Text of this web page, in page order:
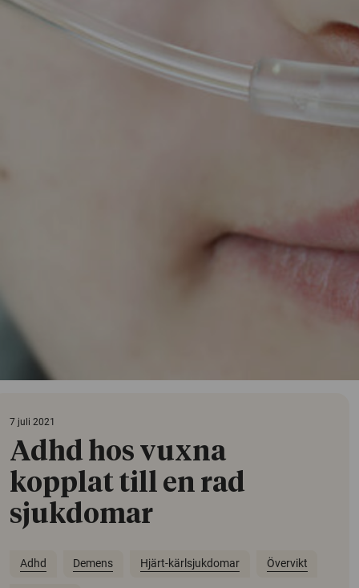
7 juli 2021
Adhd hos vuxna
kopplat till en rad
sjukdomar
Adhd Demens Hjärt-kärlsjukdomar Övervikt